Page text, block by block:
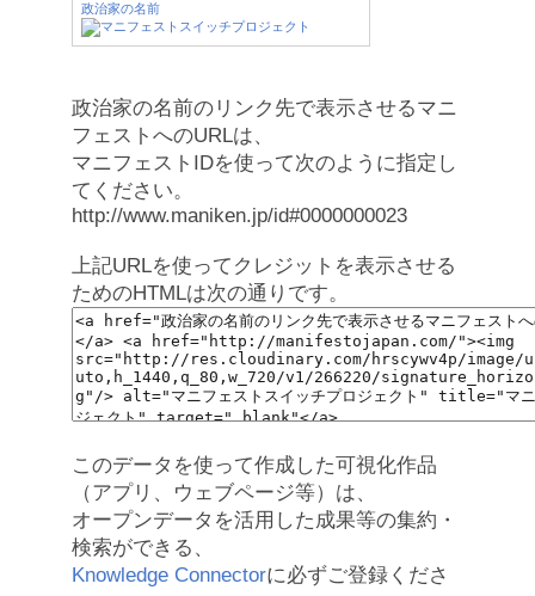
政治家の名前
政治家の名前のリンク先で表示させるマニ
フェストへのURLは、
マニフェストIDを使って次のように指定し
てください。
http://www.maniken.jp/id#0000000023
上記URLを使ってクレジットを表示させる
ためのHTMLは次の通りです。
このデータを使って作成した可視化作品
（アプリ、ウェブページ等）は、
オープンデータを活用した成果等の集約・
検索ができる、
Knowledge Connectorに必ずご登録くださ